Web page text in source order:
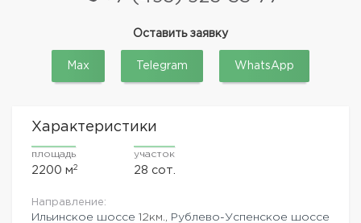
Оставить заявку
Max Telegram WhatsApp
Характеристики
площадь
2200 м2
участок
28 сот.
Направление:
Ильинское шоссе 12км.,
Рублево-Успенское шоссе